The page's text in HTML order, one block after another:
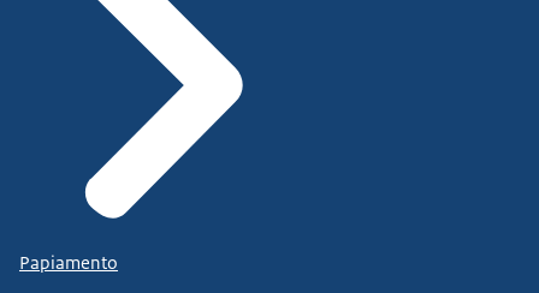
Papiamento